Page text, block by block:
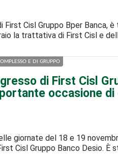
First Cisl Gruppo Bper Banca,
la trattativa di First Cisl e
E DI GRUPPO
di First Cisl
occasione
giornate del 18 e 19
Cisl Gruppo Banco Desio. È